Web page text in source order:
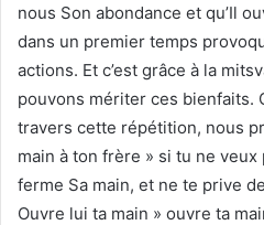
nous Son abondance et qu’Il
dans un premier temps
actions. Et c’est grâce à la
pouvons mériter ces bienfaits.
travers cette répétition, nous
main à ton frère » si tu ne veux
ferme Sa main, et ne te prive
Ouvre lui ta main » ouvre ta